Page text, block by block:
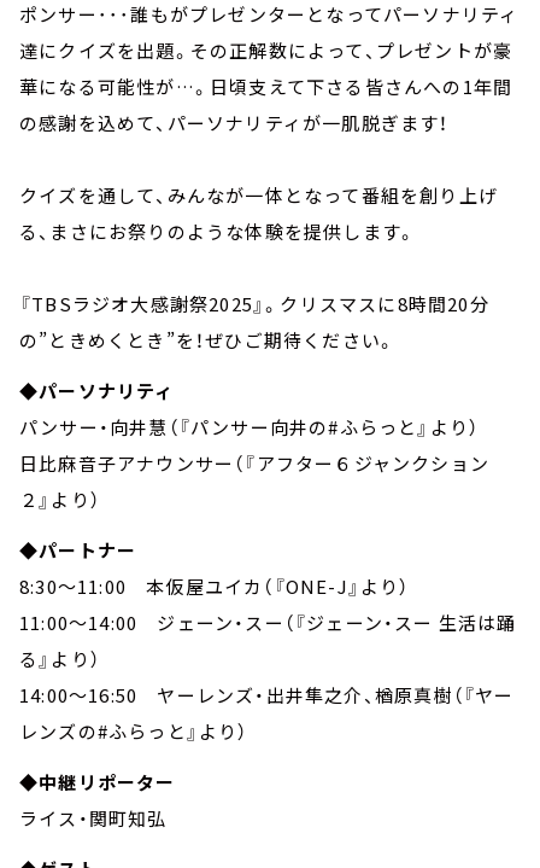
ポンサー･･･誰もがプレゼンターとなってパーソナリティ
達にクイズを出題。その正解数によって、プレゼントが豪
華になる可能性が…。日頃支えて下さる皆さんへの1年間
の感謝を込めて、パーソナリティが一肌脱ぎます！
クイズを通して、みんなが一体となって番組を創り上げ
る、まさにお祭りのような体験を提供します。
『TBSラジオ大感謝祭2025』。クリスマスに8時間20分
の”ときめくとき”を！ぜひご期待ください。
◆パーソナリティ
パンサー・向井慧（『パンサー向井の#ふらっと』より）
日比麻音子アナウンサー（『アフター６ジャンクション
２』より）
◆パートナー
8:30～11:00 本仮屋ユイカ（『ONE-J』より）
11:00～14:00 ジェーン・スー（『ジェーン・スー 生活は踊
る』より）
14:00～16:50 ヤーレンズ・出井隼之介、楢原真樹（『ヤー
レンズの#ふらっと』より）
◆中継リポーター
ライス・関町知弘